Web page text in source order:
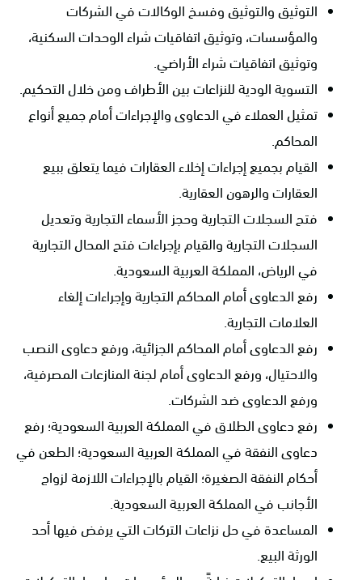
التوثيق والتوثيق وفسخ الوكالات في الشركات
والمؤسسات، وتوثيق اتفاقيات شراء الوحدات السكنية،
وتوثيق اتفاقيات شراء الأراضي.
التسوية الودية للنزاعات بين الأطراف ومن خلال التحكيم.
تمثيل العملاء في الدعاوى والإجراءات أمام جميع أنواع
المحاكم.
القيام بجميع إجراءات إخلاء العقارات فيما يتعلق ببيع
العقارات والرهون العقارية.
فتح السجلات التجارية وحجز الأسماء التجارية وتعديل
السجلات التجارية والقيام بإجراءات فتح المحال التجارية
في الرياض، المملكة العربية السعودية.
رفع الدعاوى أمام المحاكم التجارية وإجراءات إلغاء
العلامات التجارية.
رفع الدعاوى أمام المحاكم الجزائية، ورفع دعاوى النصب
والاحتيال، ورفع الدعاوى أمام لجنة المنازعات المصرفية،
ورفع الدعاوى ضد الشركات.
رفع دعاوى الطلاق في المملكة العربية السعودية؛ رفع
دعاوى النفقة في المملكة العربية السعودية؛ الطعن في
أحكام النفقة الصغيرة؛ القيام بالإجراءات اللازمة لزواج
الأجانب في المملكة العربية السعودية.
المساعدة في حل نزاعات التركات التي يرفض فيها أحد
الورثة البيع.